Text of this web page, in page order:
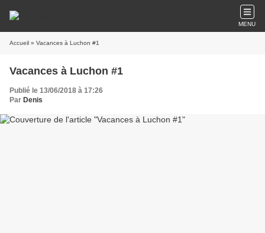
MENU
Accueil » Vacances à Luchon #1
Vacances à Luchon #1
Publié le 13/06/2018 à 17:26
Par Denis